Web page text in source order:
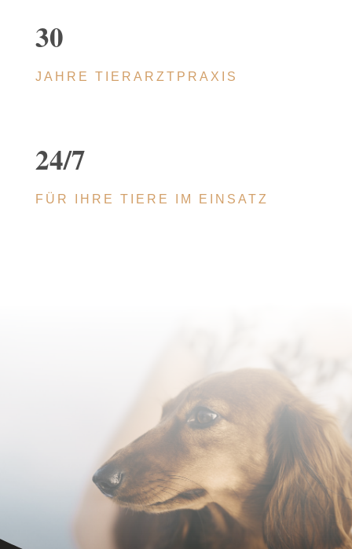
30
JAHRE TIER­ARZT­PRA­XIS
24/7
FÜR IHRE TIERE IM EINSATZ